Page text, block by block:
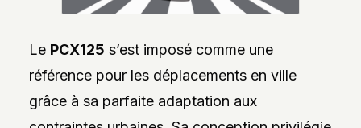
Le PCX125 s’est imposé comme une
référence pour les déplacements en ville
grâce à sa parfaite adaptation aux